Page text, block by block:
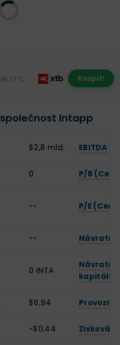
77 %
Koupit!
Intapp
$2,8 mld. EBITDA
0 P/B
-- P/E
--
0 INTA
kapitálu
$6,94 Provozní
-$0,44 Zisková